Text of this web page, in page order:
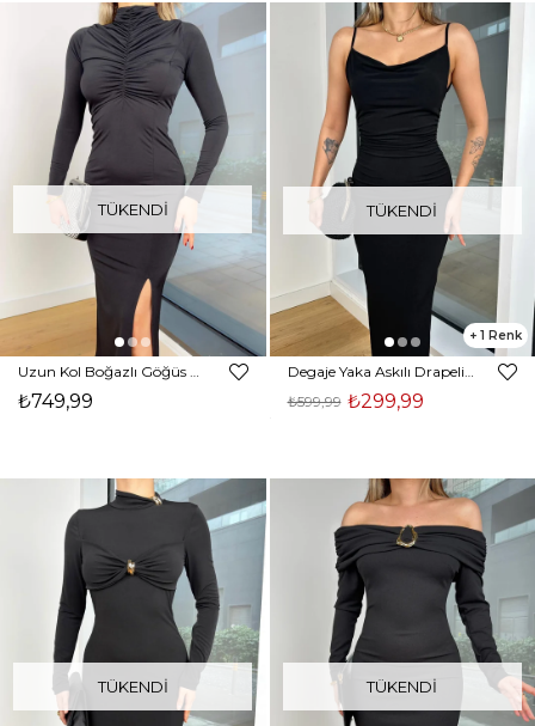
TÜKENDI
₺749,99
TÜKENDI
1
₺299,99
₺599,99
TÜKENDI TÜKENDI